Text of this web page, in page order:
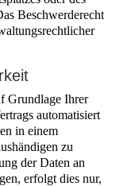
Beschwerderecht
Grundlage Ihrer
automatisiert
in einem
zu
der Daten an
erfolgt dies nur,